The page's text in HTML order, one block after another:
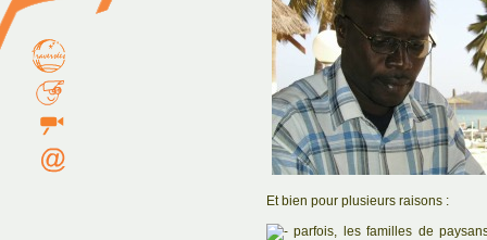
Et bien pour plusieurs raisons :
parfois, les familles de